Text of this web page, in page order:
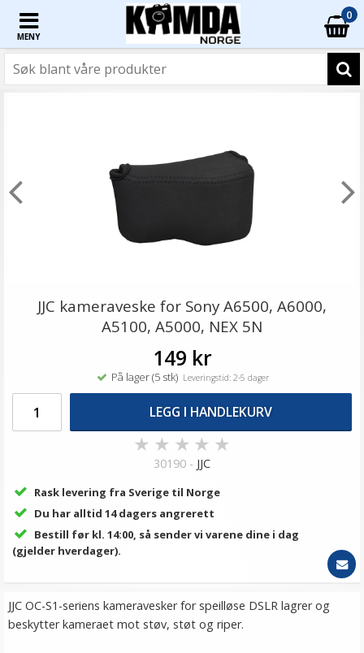
MENY
0
JJC kameraveske for Sony A6500, A6000,
A5100, A5000, NEX 5N
149 kr
På lager (5 stk)Leveringstid: 2-5 dager
LEGG I HANDLEKURV
★ ★ ★ ★ ★
30190 - JJC
Rask levering fra Sverige til Norge
Du har alltid 14 dagers angrerett
Bestill før kl. 14:00, så sender vi varene dine i dag
(gjelder hverdager).
JJC OC-S1-seriens kameravesker for speilløse DSLR lagrer og
beskytter kameraet mot støv, støt og riper.